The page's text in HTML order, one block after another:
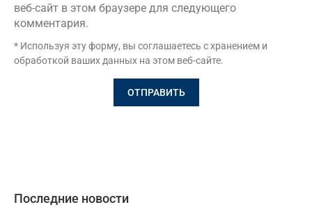
веб-сайт в этом браузере для следующего
комментария.
* Используя эту форму, вы соглашаетесь с хранением и
обработкой ваших данных на этом веб-сайте.
Последние новости